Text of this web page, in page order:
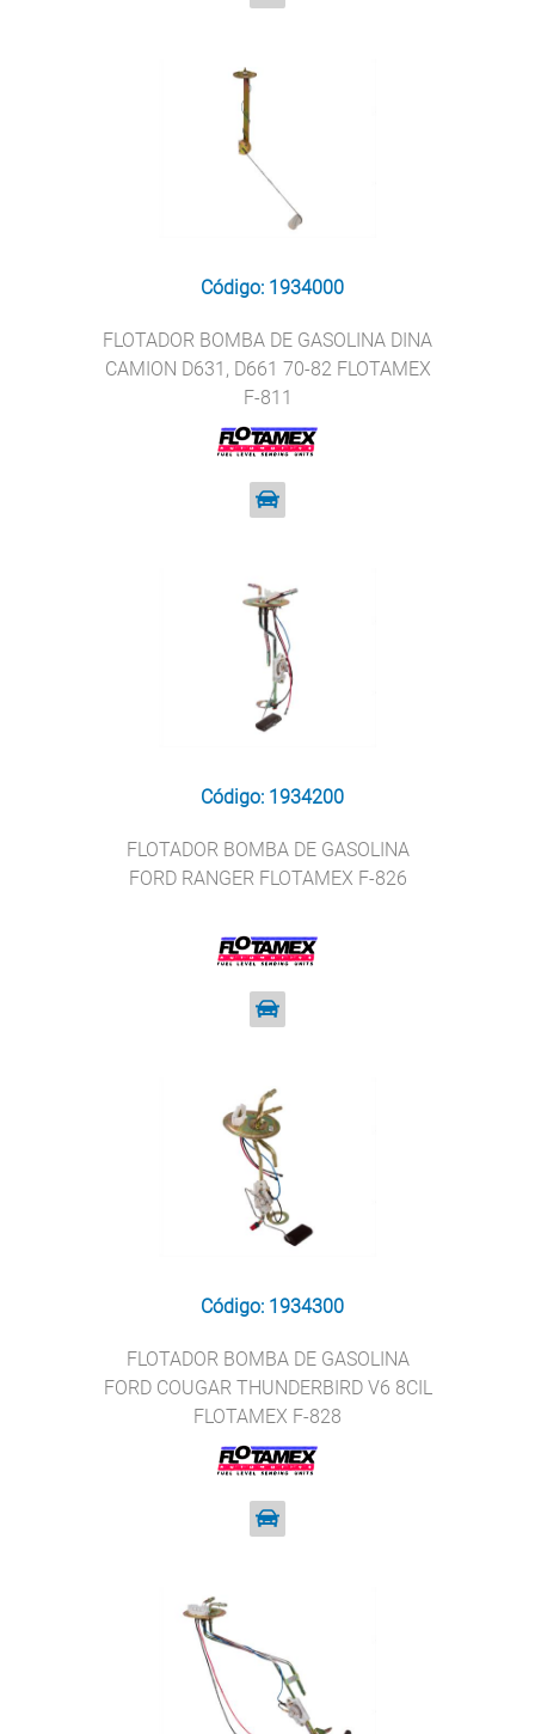
Código: 1934000
FLOTADOR BOMBA DE GASOLINA DINA
CAMION D631, D661 70-82 FLOTAMEX
F-811
Código: 1934200
FLOTADOR BOMBA DE GASOLINA
FORD RANGER FLOTAMEX F-826
Código: 1934300
FLOTADOR BOMBA DE GASOLINA
FORD COUGAR THUNDERBIRD V6 8CIL
FLOTAMEX F-828